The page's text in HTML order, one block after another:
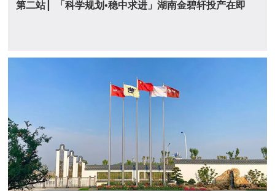
第二站 ▏「科学规划•稳中求进」湖南金碧轩投产在即